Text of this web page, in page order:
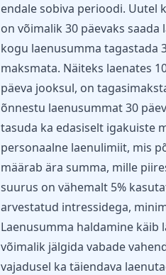
endale sobiva perioodi. Uutel
on võimalik 30 päevaks saada
kogu laenusumma tagastada
maksmata. Näiteks laenates
päeva jooksul, on
õnnestu laenusummat 30
tasuda ka edasiselt igakuiste
personaalne laenulimiit, mis
määrab ära summa, mille
suurus on vähemalt 5%
arvestatud intressidega,
Laenusumma haldamine käib
võimalik jälgida vabade
vajadusel ka täiendava